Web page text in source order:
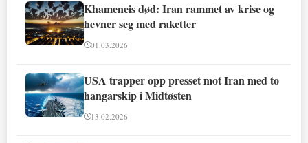
Khameneis død: Iran rammet av krise og
hevner seg med raketter
01.03.2026
USA trapper opp presset mot Iran med to
hangarskip i Midtøsten
13.02.2026